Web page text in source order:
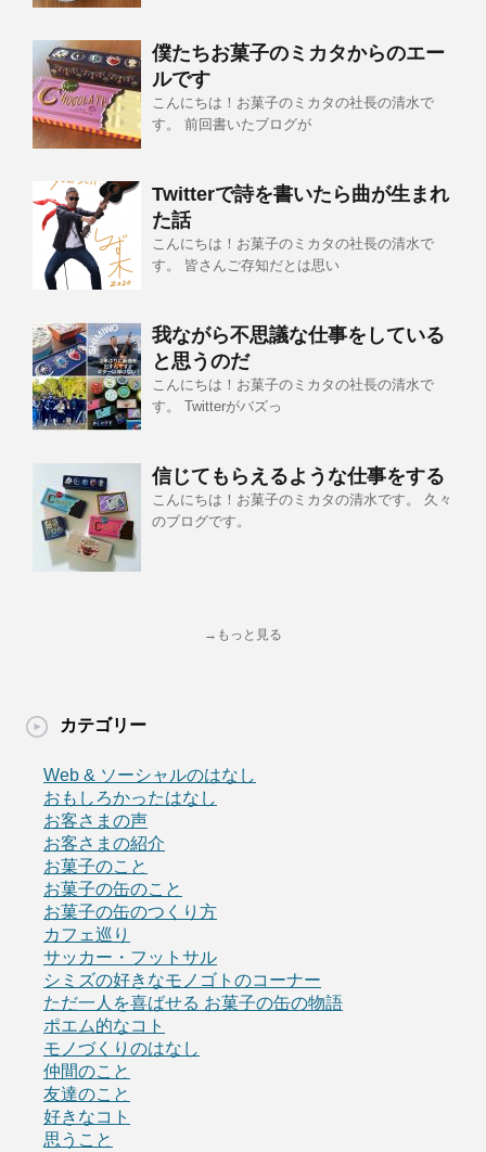
僕たちお菓子のミカタからのエー
ルです
こんにちは！お菓子のミカタの社長の清水で
す。 前回書いたブログが
Twitterで詩を書いたら曲が生まれ
た話
こんにちは！お菓子のミカタの社長の清水で
す。 皆さんご存知だとは思い
我ながら不思議な仕事をしている
と思うのだ
こんにちは！お菓子のミカタの社長の清水で
す。 Twitterがバズっ
信じてもらえるような仕事をする
こんにちは！お菓子のミカタの清水です。 久々
のブログです。
→もっと見る
カテゴリー
Web & ソーシャルのはなし
おもしろかったはなし
お客さまの声
お客さまの紹介
お菓子のこと
お菓子の缶のこと
お菓子の缶のつくり方
カフェ巡り
サッカー・フットサル
シミズの好きなモノゴトのコーナー
ただ一人を喜ばせる お菓子の缶の物語
ポエム的なコト
モノづくりのはなし
仲間のこと
友達のこと
好きなコト
思うこと